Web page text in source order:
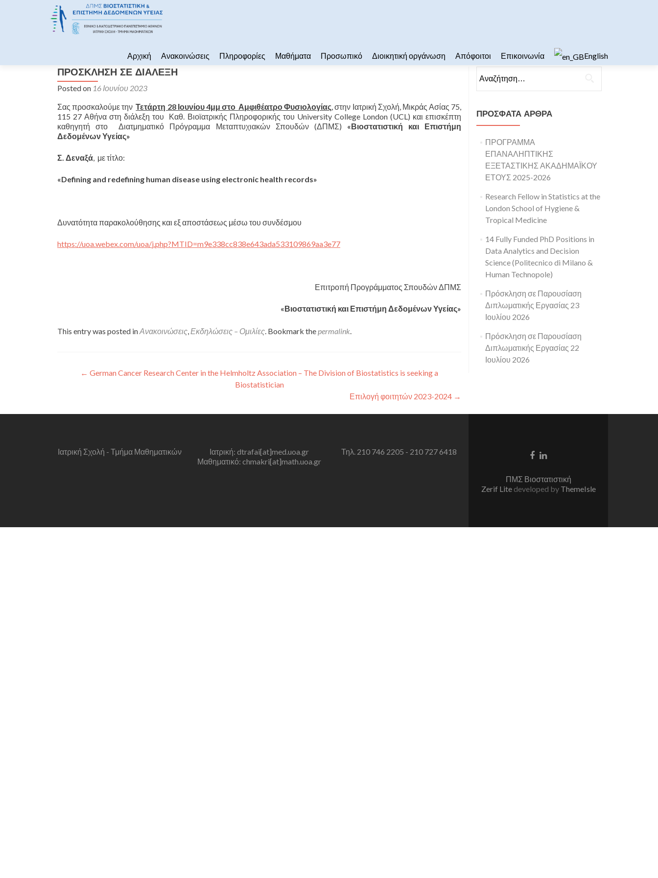
Αρχική
Ανακοινώσεις Πληροφορίες Μαθήματα Προσωπικό Διοικητική οργάνωση Απόφοιτοι Επικοινωνία English
ΠΡΟΣΚΛΗΣΗ ΣΕ ΔΙΑΛΕΞΗ
Posted on 16 Ιουνίου 2023
Σας προσκαλούμε τηνΤετάρτη 28 Ιουνίου 4μμ στο Αμφιθέατρο Φυσιολογίας, στην Ιατρική Σχολή, Μικράς Ασίας 75,
115 27 Αθήνα στη διάλεξη του Καθ. Βιοϊατρικής Πληροφορικής του University College London (UCL) και επισκέπτη
καθηγητή στο Διατμηματικό Πρόγραμμα Μεταπτυχιακών Σπουδών (ΔΠΜΣ)
«Βιοστατιστική και Επιστήμη
Δεδομένων Υγείας»
Σ. Δεναξά, με τίτλο:
«Defining and redefining human disease using electronic health records»
Δυνατότητα παρακολούθησης και εξ αποστάσεως μέσω του συνδέσμου
https://uoa.webex.com/uoa/j.php?MTID=m9e338cc838e643ada533109869aa3e77
Επιτροπή Προγράμματος Σπουδών ΔΠΜΣ
«Βιοστατιστική και Επιστήμη Δεδομένων Υγείας»
This entry was posted inΑνακοινώσεις,Εκδηλώσεις – Ομιλίες. Bookmark thepermalink.
Πλοήγηση άρθρων
← German Cancer Research Center in the Helmholtz Association – The Division of Biostatistics is seeking a
Biostatistician
Επιλογή φοιτητών 2023-2024 →
ΠΡΌΣΦΑΤΑ ΆΡΘΡΑ
ΠΡΟΓΡΑΜΜΑ
ΕΠΑΝΑΛΗΠΤΙΚΗΣ
ΕΞΕΤΑΣΤΙΚΗΣ ΑΚΑΔΗΜΑΪΚΟΥ
ΕΤΟΥΣ 2025-2026
Research Fellow in Statistics at the
London School of Hygiene &
Tropical Medicine
14 Fully Funded PhD Positions in
Data Analytics and Decision
Science (Politecnico di Milano &
Human Technopole)
Πρόσκληση σε Παρουσίαση
Διπλωματικής Εργασίας 23
Ιουλίου 2026
Πρόσκληση σε Παρουσίαση
Διπλωματικής Εργασίας 22
Ιουλίου 2026
Ιατρική Σχολή - Τμήμα Μαθηματικών
Ιατρική: dtrafai[at]med.uoa.gr
Μαθηματικό: chmakri[at]math.uoa.gr
Τηλ. 210 746 2205 - 210 727 6418
Facebook
Linkedin
ΠΜΣ Βιοστατιστική
Zerif Lite developed by ThemeIsle